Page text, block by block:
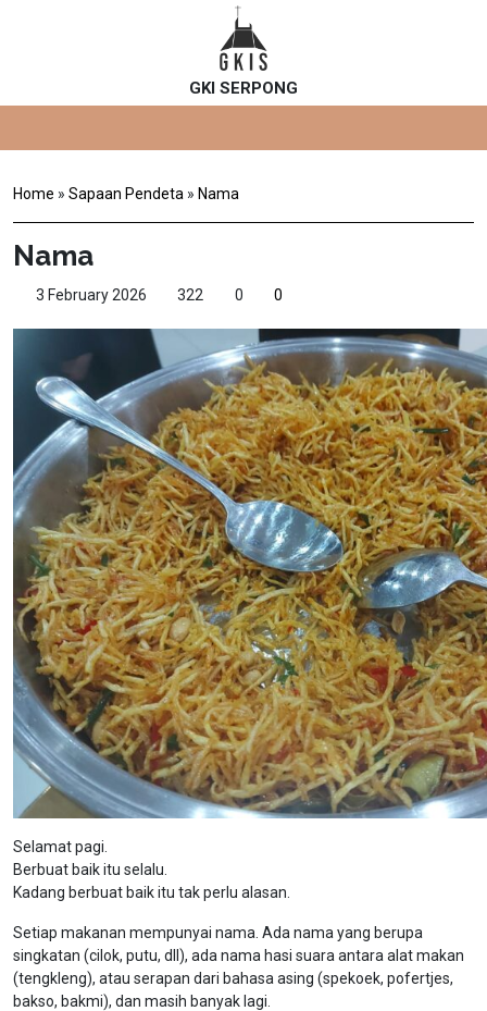
GKI SERPONG
Home » Sapaan Pendeta » Nama
Nama
3 February 2026 322 0 0
Selamat pagi.
Berbuat baik itu selalu.
Kadang berbuat baik itu tak perlu alasan.
Setiap makanan mempunyai nama. Ada nama yang berupa
singkatan (cilok, putu, dll), ada nama hasi suara antara alat makan
(tengkleng), atau serapan dari bahasa asing (spekoek, pofertjes,
bakso, bakmi), dan masih banyak lagi.